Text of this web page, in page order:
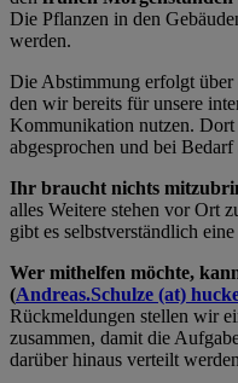
Die Pflanzen in den
werden.
Die Abstimmung erfolgt über
den wir bereits für unsere
Kommunikation nutzen.
abgesprochen und bei
Ihr braucht nichts
alles Weitere stehen vor Ort
gibt es selbstverständlich
Wer mithelfen möchte,
(Andreas.Schulze (at)
Rückmeldungen stellen wir
zusammen, damit die
darüber hinaus verteilt